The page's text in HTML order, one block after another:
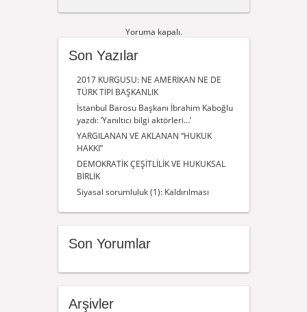
Yoruma kapalı.
Son Yazılar
2017 KURGUSU: NE AMERİKAN NE DE
TÜRK TİPİ BAŞKANLIK
İstanbul Barosu Başkanı İbrahim Kaboğlu
yazdı: ‘Yanıltıcı bilgi aktörleri…’
YARGILANAN VE AKLANAN “HUKUK
HAKKI”
DEMOKRATİK ÇEŞİTLİLİK VE HUKUKSAL
BİRLİK
Siyasal sorumluluk (1): Kaldırılması
Son Yorumlar
Arşivler